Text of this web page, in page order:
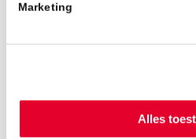
Marketing
Alles